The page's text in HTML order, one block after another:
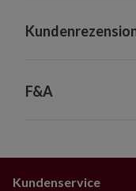
F&A
Kundenservice